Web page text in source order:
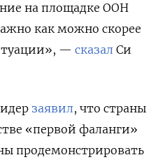
на площадке ООН
как можно скорее
— сказал Си
заявил, что страны
«первой фаланги»
продемонстрировать